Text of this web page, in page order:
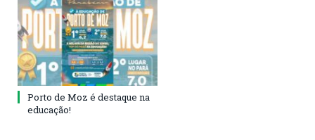
Porto de Moz é destaque na
educação!